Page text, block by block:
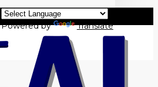
Powered by Translate